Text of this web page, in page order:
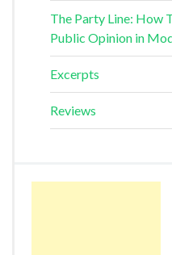
The Party Line: How
Public Opinion in
Excerpts
Reviews